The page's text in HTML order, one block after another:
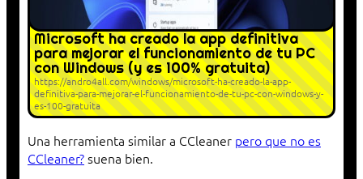
Microsoft ha creado la app definitiva
para mejorar el funcionamiento de tu PC
con Windows (y es 100% gratuita)
https://andro4all.com/windows/microsoft-ha-creado-la-app-
definitiva-para-mejorar-el-funcionamiento-de-tu-pc-con-windows-y-
es-100-gratuita
Una herramienta similar a CCleaner pero que no es
CCleaner?suena bien.